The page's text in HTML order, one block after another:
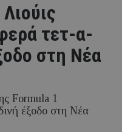
τετ-α-
στη Νέα
Formula 1
έξοδο στη Νέα